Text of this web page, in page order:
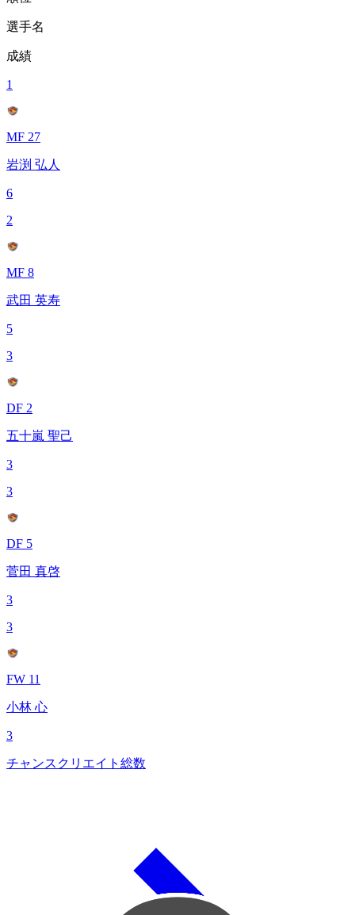
選手名
成績
1
MF 27
岩渕 弘人
6
2
MF 8
武田 英寿
5
3
DF 2
五十嵐 聖己
3
3
DF 5
菅田 真啓
3
3
FW 11
小林 心
3
チャンスクリエイト総数